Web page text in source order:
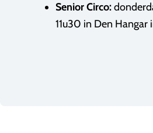
Senior Circo:
11u30 in Den Hangar